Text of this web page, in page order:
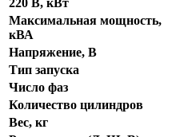
220 В, кВт
Максимальная мощность,
кВА
Напряжение, В
Тип запуска
Число фаз
Количество цилиндров
Вес, кг